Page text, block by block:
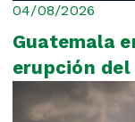
04/08/2026
Guatemala
erupción